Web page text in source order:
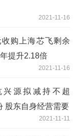
2021-11-16
购上海芯飞剩余
提升2.18倍
2021-11-16
源拟减持不超
股东自身经营需要
2021-11-11